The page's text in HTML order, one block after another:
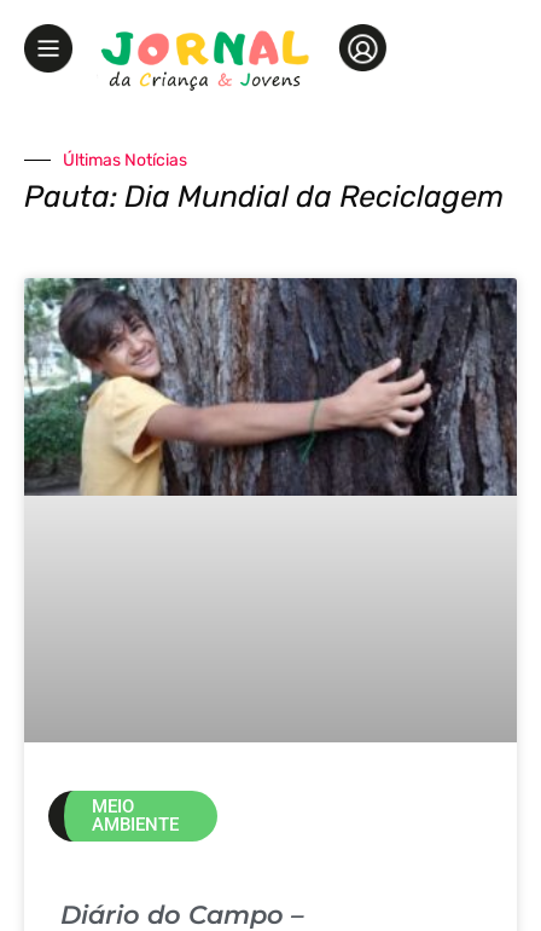
Últimas Notícias
Pauta: Dia Mundial da Reciclagem
MEIO
AMBIENTE
Diário do Campo –